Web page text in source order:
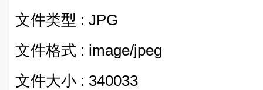
文件类型 : JPG
文件格式 : image/jpeg
文件大小 : 340033